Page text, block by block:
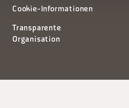
Cookie-Informationen
Transparente
Organisation